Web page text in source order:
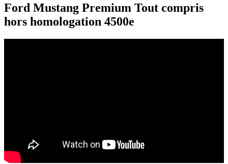
Ford Mustang Premium Tout compris
hors homologation 4500e